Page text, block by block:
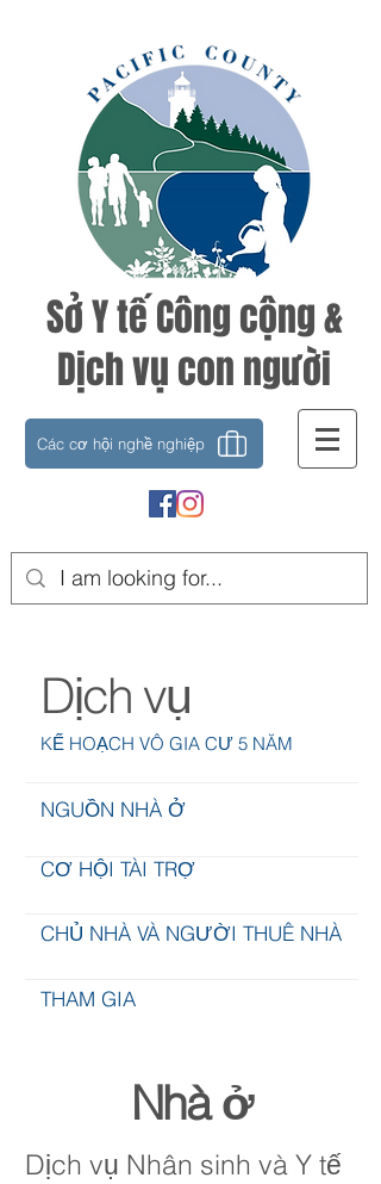
Sở Y tế Công cộng &
Dịch vụ con người
Các cơ hội nghề nghiệp
Dịch vụ
KẾ HOẠCH VÔ GIA CƯ 5 NĂM
NGUỒN NHÀ Ở
CƠ HỘI TÀI TRỢ
CHỦ NHÀ VÀ NGƯỜI THUÊ NHÀ
THAM GIA
Nhà ở
Dịch vụ Nhân sinh và Y tế